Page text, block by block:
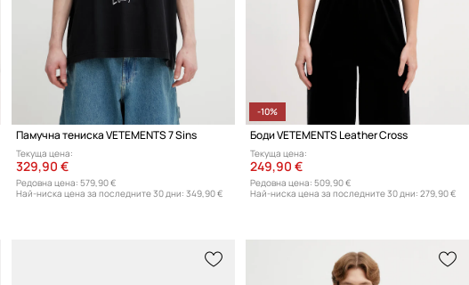
Памучна тениска VETEMENTS 7 Sins
Текуща цена:
329,90 €
Редовна цена: 579,90 €
Най-ниска цена за последните 30 дни: 349,90 €
-10%
Боди VETEMENTS Leather Cross
Текуща цена:
249,90 €
Редовна цена: 509,90 €
Най-ниска цена за последните 30 дни: 279,90 €